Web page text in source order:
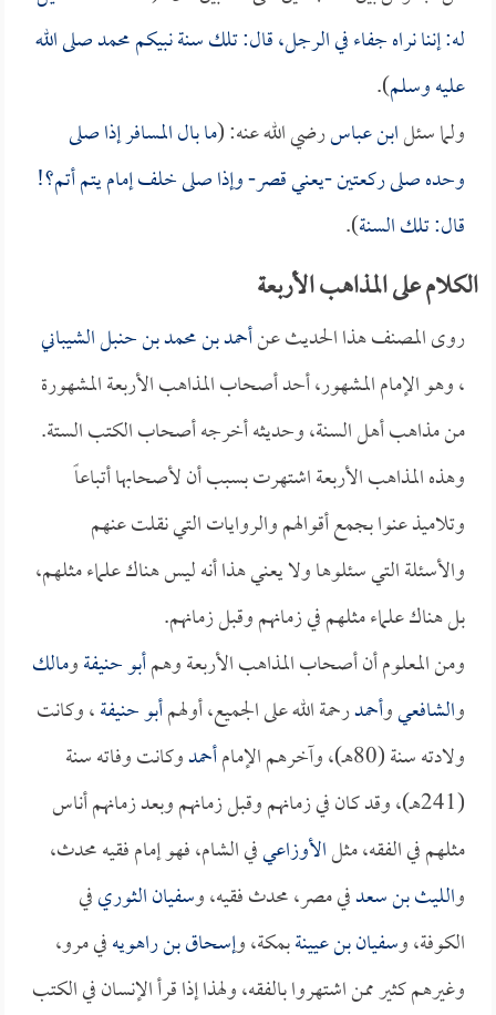
له: إننا نراه جفاء في الرجل، قال: تلك سنة نبيكم محمد صلى الله
عليه وسلم).
ولما سئلابن عباسرضي الله عنه: (ما بال المسافر إذا صلى
وحده صلى ركعتين -يعني قصر- وإذا صلى خلف إمام يتم أتم؟!
قال: تلك السنة).
الكلام على المذاهب الأربعة
روى المصنف هذا الحديث عنأحمد بن محمد بن حنبل الشيباني
، وهو الإمام المشهور، أحد أصحاب المذاهب الأربعة المشهورة
من مذاهب أهل السنة، وحديثه أخرجه أصحاب الكتب الستة.
وهذه المذاهب الأربعة اشتهرت بسبب أن لأصحابها أتباعاً
وتلاميذ عنوا بجمع أقوالهم والروايات التي نقلت عنهم
والأسئلة التي سئلوها ولا يعني هذا أنه ليس هناك علماء مثلهم،
بل هناك علماء مثلهم في زمانهم وقبل زمانهم.
ومن المعلوم أن أصحاب المذاهب الأربعة وهمأبو حنيفةومالك
والشافعيوأحمدرحمة الله على الجميع، أولهمأبو حنيفة، وكانت
ولادته سنة (80هـ)، وآخرهم الإمام
أحمدوكانت وفاته سنة
(241هـ)، وقد كان في زمانهم وقبل زمانهم وبعد زمانهم أناس
مثلهم في الفقه، مثلالأوزاعيفي الشام، فهو إمام فقيه محدث،
والليث بن سعدفي مصر، محدث فقيه، وسفيان الثوريفي
الكوفة، وسفيان بن عيينةبمكة، وإسحاق بن راهويهفي مرو،
وغيرهم كثير ممن اشتهروا بالفقه، ولهذا إذا قرأ الإنسان في الكتب